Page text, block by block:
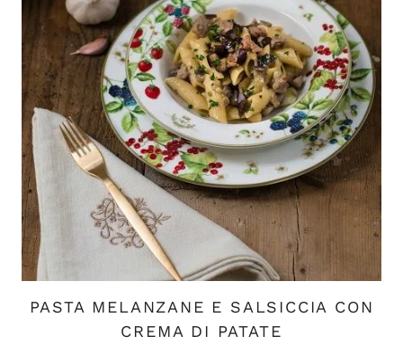
PASTA MELANZANE E SALSICCIA CON
CREMA DI PATATE